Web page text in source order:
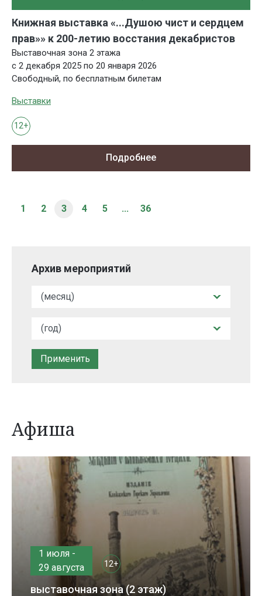
Книжная выставка «...Душою чист и сердцем
прав»» к 200-летию восстания декабристов
Выставочная зона 2 этажа
с 2 декабря 2025 по 20 января 2026
Свободный, по бесплатным билетам
Выставки
12+
Подробнее
1 2 3 4 5 ... 36
Архив мероприятий
Афиша
1 июля -
29 августа
12+
выставочная зона (2 этаж)